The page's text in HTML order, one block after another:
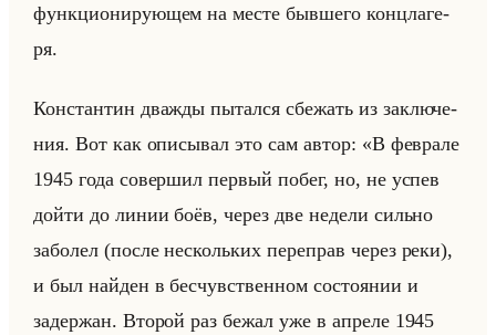
функ­ци­они­ру­ющем на месте быв­ше­го конц­ла­ге­
ря.
Кон­стан­тин два­жды пы­тал­ся сбе­жать из за­клю­че­
ния. Вот как опи­сы­вал это сам автор: «В феврале
1945 года совершил первый побег, но, не успев
дойти до линии боёв, через две недели сильно
заболел (после нескольких переправ через реки),
и был найден в бесчувственном состоянии и
задержан. Второй раз бежал уже в апреле 1945